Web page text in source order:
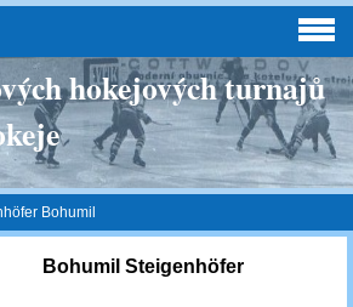
hokejových turnajů
Bohumil
Bohumil Steigenhöfer